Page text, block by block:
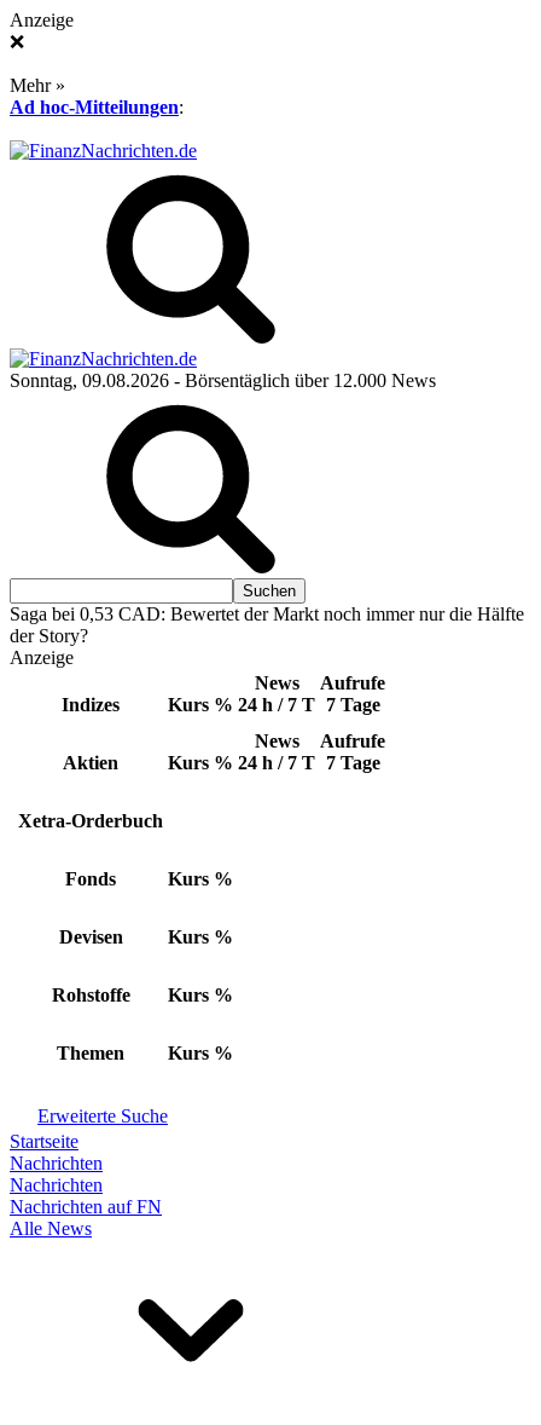
Anzeige
❌
Mehr »
Ad hoc-Mitteilungen:
Sonntag, 09.08.2026 - Börsentäglich über 12.000 News
Saga bei 0,53 CAD: Bewertet der Markt noch immer nur die Hälfte
der Story?
Anzeige
Indizes Kurs %
News
24 h / 7 T
Aufrufe
7 Tage
Aktien Kurs %
News
24 h / 7 T
Aufrufe
7 Tage
Xetra-Orderbuch
Fonds Kurs %
Devisen Kurs %
Rohstoffe Kurs %
Themen Kurs %
Erweiterte Suche
Startseite
Nachrichten
Nachrichten
Nachrichten auf FN
Alle News